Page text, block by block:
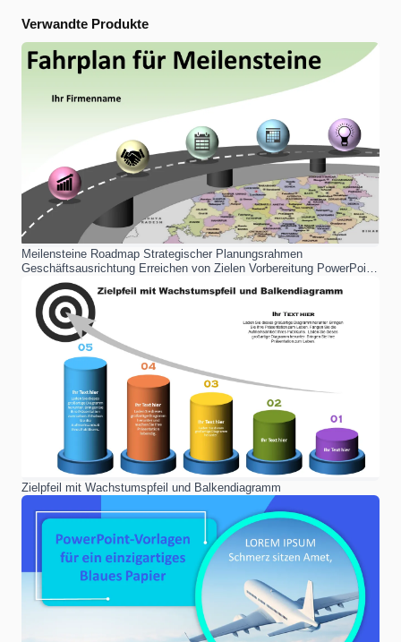
Verwandte Produkte
Meilensteine ​​Roadmap Strategischer Planungsrahmen
Geschäftsausrichtung Erreichen von Zielen Vorbereitung PowerPoint-
Vorlage für professionelle Präsentationen
Zielpfeil mit Wachstumspfeil und Balkendiagramm